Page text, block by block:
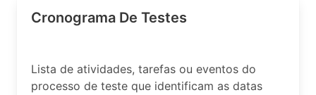
Cronograma De Testes
Lista de atividades, tarefas ou eventos do
processo de teste que identificam as datas